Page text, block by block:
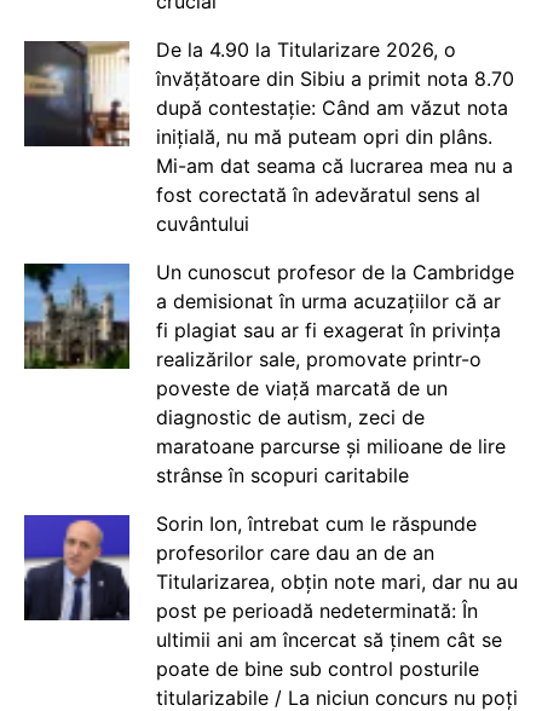
De la 4.90 la Titularizare 2026, o
învățătoare din Sibiu a primit nota 8.70
după contestație: Când am văzut nota
inițială, nu mă puteam opri din plâns.
Mi-am dat seama că lucrarea mea nu a
fost corectată în adevăratul sens al
cuvântului
Un cunoscut profesor de la Cambridge
a demisionat în urma acuzațiilor că ar
fi plagiat sau ar fi exagerat în privința
realizărilor sale, promovate printr-o
poveste de viață marcată de un
diagnostic de autism, zeci de
maratoane parcurse și milioane de lire
strânse în scopuri caritabile
Sorin Ion, întrebat cum le răspunde
profesorilor care dau an de an
Titularizarea, obțin note mari, dar nu au
post pe perioadă nedeterminată: În
ultimii ani am încercat să ținem cât se
poate de bine sub control posturile
titularizabile / La niciun concurs nu poți